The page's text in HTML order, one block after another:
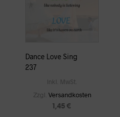
Dance Love Sing
237
Inkl. MwSt.
Zzgl. Versandkosten
1,45€